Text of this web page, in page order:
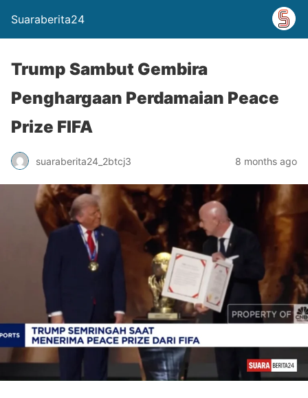
Suaraberita24
Trump Sambut Gembira
Penghargaan Perdamaian Peace
Prize FIFA
suaraberita24_2btcj3 8 months ago